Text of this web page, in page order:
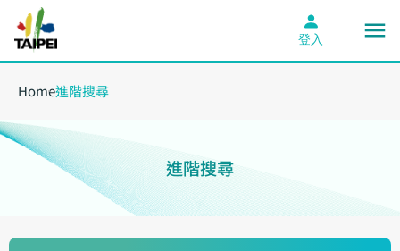
登入
Home進階搜尋
進階搜尋